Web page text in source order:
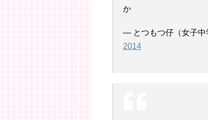
か
— とつもつ仔（女子中
2014